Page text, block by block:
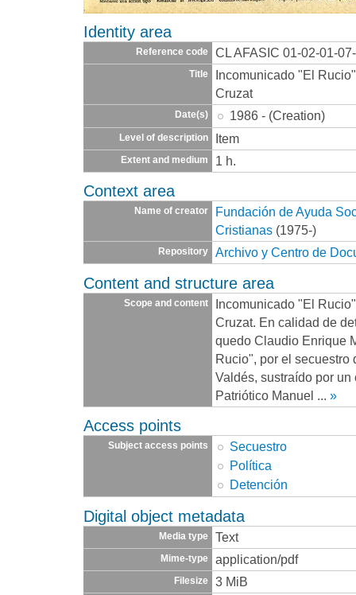
Identity area
Reference code CL AFASIC 01-02-01-
Title
Incomunicado "El
Cruzat
Date(s) 1986 - (Creation)
Level of description Item
Extent and medium 1 h.
Context area
Name of creator
Fundación de Ayuda
Cristianas (1975-)
Repository Archivo y Centro de
Content and structure area
Scope and content
Incomunicado "El
Cruzat. En calidad de
quedo Claudio Enrique
Rucio", por el secuestro
Valdés, sustraído por
Patriótico Manuel
»
Access points
Subject access points
Secuestro
Política
Detención
Digital object metadata
Media type Text
Mime-type application/pdf
Filesize 3 MiB